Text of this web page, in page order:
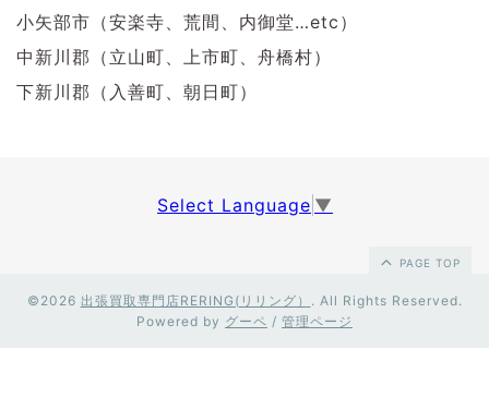
小矢部市（安楽寺、荒間、内御堂…etc）
中新川郡（立山町、上市町、舟橋村）
下新川郡（入善町、朝日町）
Select Language ▼
PAGE TOP
©2026 出張買取専門店RERING(リリング） . All Rights Reserved.
Powered by グーペ / 管理ページ